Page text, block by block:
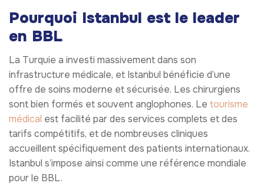
Pourquoi Istanbul est le leader
en BBL
La Turquie a investi massivement dans son
infrastructure médicale, et Istanbul bénéficie d’une
offre de soins moderne et sécurisée. Les chirurgiens
sont bien formés et souvent anglophones. Le tourisme
médical est facilité par des services complets et des
tarifs compétitifs, et de nombreuses cliniques
accueillent spécifiquement des patients internationaux.
Istanbul s’impose ainsi comme une référence mondiale
pour le BBL.